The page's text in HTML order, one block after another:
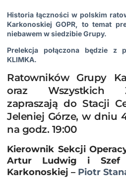
Historia łączności w polskim
Karkonoskiej GOPR, to temat
niebawem w siedzibie Grupy.
Prelekcja połączona będzie z
KLIMKA.
Ratowników Grupy
oraz Wszystkich
zapraszają do Stacji
Jeleniej Górze, w dniu
na godz. 19:00
Kierownik Sekcji
Artur Ludwig i Szef
Karkonoskiej – Piotr